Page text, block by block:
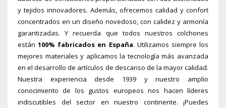
y tejidos innovadores. Además, ofrecemos calidad y confort
concentrados en un diseño novedoso, con calidez y armonía
garantizadas. Y recuerda que todos nuestros colchones
están100% fabricados en España. Utilizamos siempre los
mejores materiales y aplicamos la tecnología más avanzada
en el desarrollo de artículos de descanso de la mayor calidad.
Nuestra experiencia desde 1939 y nuestro amplio
conocimiento de los gustos europeos nos hacen líderes
indiscutibles del sector en nuestro continente. ¡Puedes